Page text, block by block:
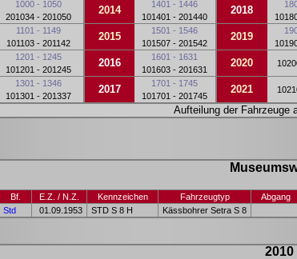
1000 - 1050
201034 - 201050
2014
1401 - 1446
101401 - 201440
2018
1101 - 1149
101103 - 201142
2015
1501 - 1546
101507 - 201542
2019
1201 - 1245
101201 - 201245
2016
1601 - 1631
101603 - 201631
2020
1301 - 1346
101301 - 201337
2017
1701 - 1745
101701 - 201745
2021
Aufteilung der Fahrzeuge
Bf. E.Z. / N.Z. Kennzeichen Fahrzeugtyp Abgang
Std 01.09.1953 STD S 8 H Kässbohrer Setra S 8
2010